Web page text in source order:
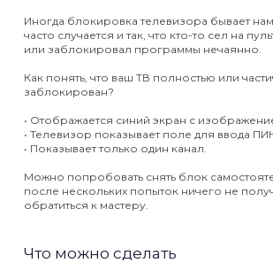
Иногда блокировка телевизора бывает
часто случается и так, что кто-то сел на
или заблокировал программы нечаянно.
Как понять, что ваш ТВ полностью или
заблокирован?
• Отображается синий экран с
• Телевизор показывает поле для ввода
• Показывает только один канал.
Можно попробовать снять блок
после нескольких попыток ничего не
обратиться к мастеру.
Что можно сделать